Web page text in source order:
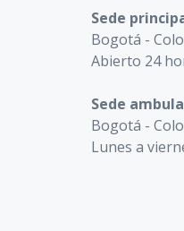
Sede
Bogotá -
Abierto 24
Sede
Bogotá -
Lunes a